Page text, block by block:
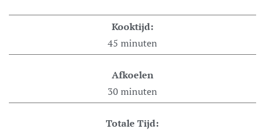
Kooktijd:
45 minuten
Afkoelen
30 minuten
Totale Tijd: